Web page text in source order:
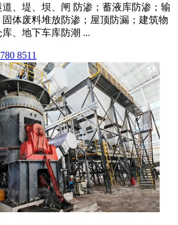
、堤、坝、闸 防渗；蓄液库防渗；输
体废料堆放防渗；屋顶防漏；建筑物
、地下车库防潮 ...
8511